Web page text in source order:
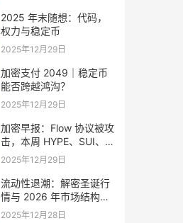
2025 年末随想：代码，
权力与稳定币
2025年12月29日
加密支付 2049｜稳定币
能否跨越鸿沟？
2025年12月29日
加密早报：Flow 协议被攻
击，本周 HYPE、SUI、
EIGEN 等代币将迎来大额
2025年12月29日
流动性退潮：解密圣诞行
情与 2026 年市场结构转
向
2025年12月28日